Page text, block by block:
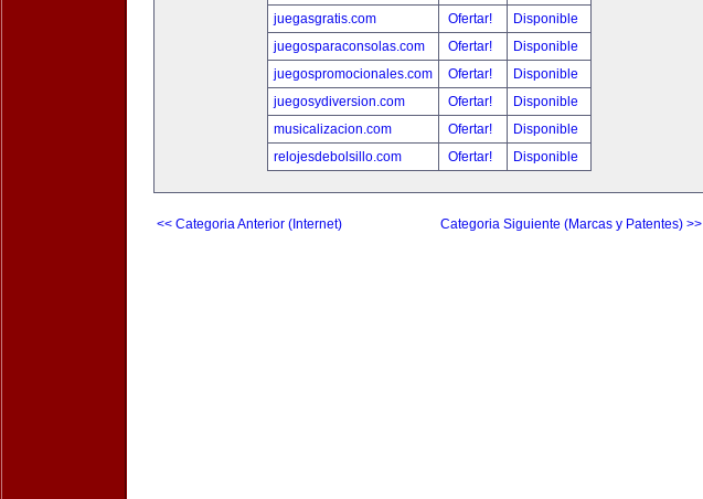
juegasgratis.com
Ofertar!
Disponible
juegosparaconsolas.com
Ofertar!
Disponible
juegospromocionales.com
Ofertar!
Disponible
juegosydiversion.com
Ofertar!
Disponible
musicalizacion.com
Ofertar!
Disponible
relojesdebolsillo.com
Ofertar! Disponible
<< Categoria Anterior (Internet) Categoria Siguiente (Marcas y Patentes) >>